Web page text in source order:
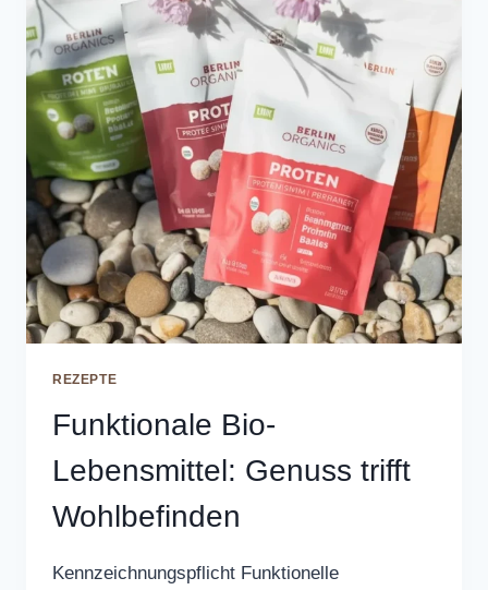
REZEPTE
Funktionale Bio-
Lebensmittel: Genuss trifft
Wohlbefinden
Kennzeichnungspflicht Funktionelle